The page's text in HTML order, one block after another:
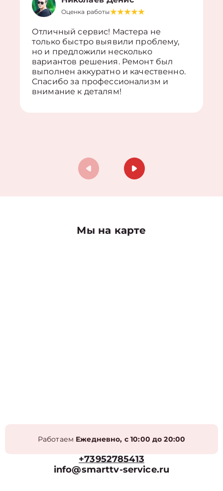
Оценка работы
Отличный сервис! Мастера не
только быстро выявили проблему,
но и предложили несколько
вариантов решения. Ремонт был
выполнен аккуратно и качественно.
Спасибо за профессионализм и
внимание к деталям!
Мы на карте
Работаем Ежедневно, с 10:00 до 20:00
+73952785413
info@smarttv-service.ru